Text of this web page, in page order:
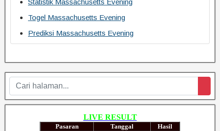
Statistik Massachusetts Evening
Togel Massachusetts Evening
Prediksi Massachusetts Evening